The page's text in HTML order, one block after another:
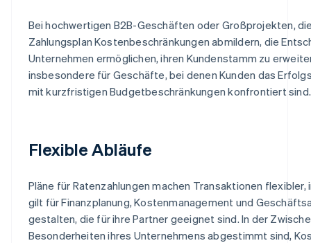
Bei hochwertigen B2B-Geschäften oder Großprojekten,
Zahlungsplan Kostenbeschränkungen abmildern, die
Unternehmen ermöglichen, ihren Kundenstamm zu
insbesondere für Geschäfte, bei denen Kunden das
mit kurzfristigen Budgetbeschränkungen konfrontiert sind.
Flexible Abläufe
Pläne für Ratenzahlungen machen Transaktionen
gilt für Finanzplanung, Kostenmanagement und
gestalten, die für ihre Partner geeignet sind. In der
Besonderheiten ihres Unternehmens abgestimmt sind,